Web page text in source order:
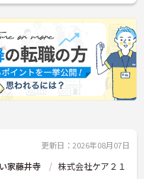
更新日：2026年08月07日
家藤井寺 株式会社ケア２１